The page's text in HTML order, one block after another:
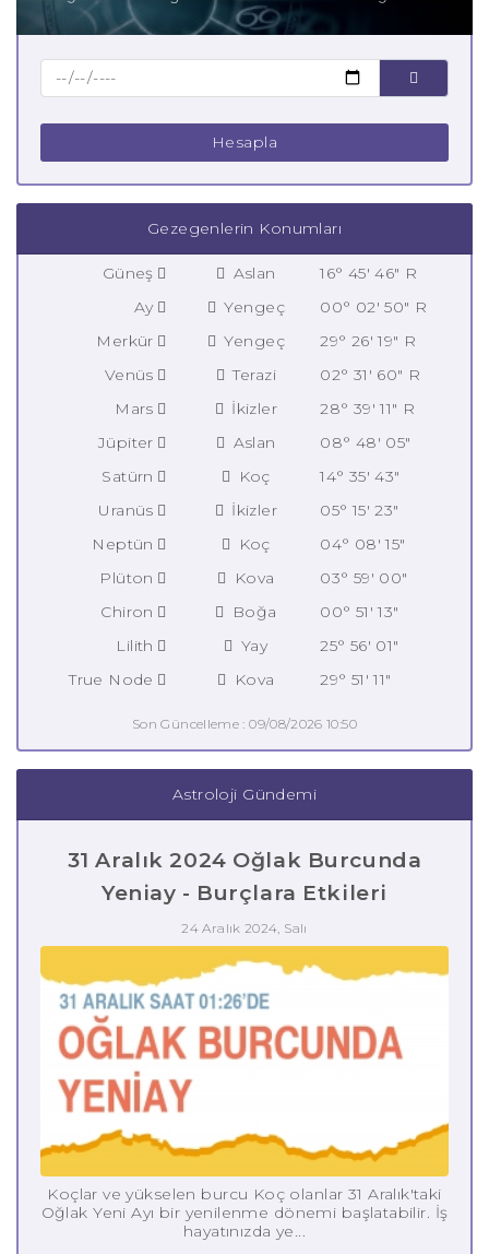
Hesapla
Gezegenlerin Konumları
Güneş Aslan
16° 45' 46" R
Ay
Yengeç
00° 02' 50" R
Merkür
Yengeç
29° 26' 19" R
Venüs
Terazi
02° 31' 60" R
Mars
İkizler
28° 39' 11" R
Jüpiter
Aslan
08° 48' 05"
Satürn
Koç
14° 35' 43"
Uranüs
İkizler
05° 15' 23"
Neptün
Koç
04° 08' 15"
Plüton
Kova
03° 59' 00"
Chiron
Boğa
00° 51' 13"
Lilith
Yay
25° 56' 01"
True Node
Kova 29° 51' 11"
Son Güncelleme : 09/08/2026 10:50
Astroloji Gündemi
31 Aralık 2024 Oğlak Burcunda
Yeniay - Burçlara Etkileri
24 Aralık 2024, Salı
Koçlar ve yükselen burcu Koç olanlar 31 Aralık'taki
Oğlak Yeni Ayı bir yenilenme dönemi başlatabilir. İş
hayatınızda ye...